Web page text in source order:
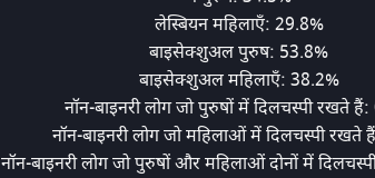
लेस्बियन महिलाएँ: 29.8%
बाइसेक्शुअल पुरुष: 53.8%
बाइसेक्शुअल महिलाएँ: 38.2%
नॉन-बाइनरी लोग जो पुरुषों में दिलचस्पी रखते
नॉन-बाइनरी लोग जो महिलाओं में दिलचस्पी रखते
नॉन-बाइनरी लोग जो पुरुषों और महिलाओं दोनों में